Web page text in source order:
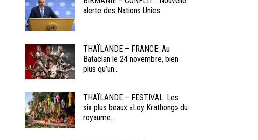
alerte des Nations Unies
THAÏLANDE – FRANCE: Au
Bataclan le 24 novembre, bien
plus qu’un...
THAÏLANDE – FESTIVAL: Les
six plus beaux «Loy Krathong» du
royaume...